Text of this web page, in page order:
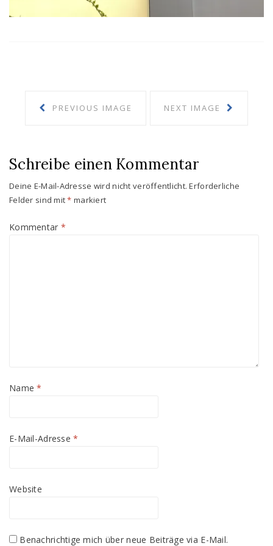
PREVIOUS IMAGE NEXT IMAGE
Schreibe einen Kommentar
Deine E-Mail-Adresse wird nicht veröffentlicht. Erforderliche
Felder sind mit* markiert
Kommentar *
Name*
E-Mail-Adresse*
Website
Benachrichtige mich über neue Beiträge via E-Mail.